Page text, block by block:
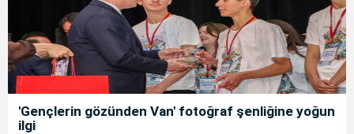
'Gençlerin gözünden Van' fotoğraf şenliğine yoğun
ilgi